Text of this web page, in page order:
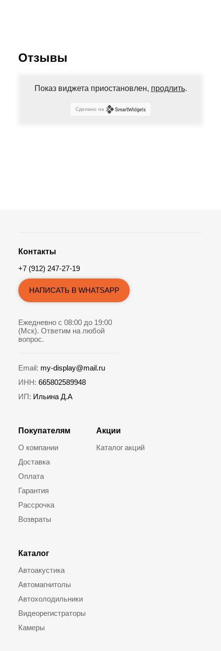
Отзывы
Показ виджета приостановлен, продлить.
Сделано на
Покупателям
О компании
Доставка
Оплата
Гарантия
Рассрочка
Возвраты
Каталог
Автоакустика
Автомагнитолы
Автохолодильники
Видеорегистраторы
Камеры
Акции
Каталог акций
Контакты
+7 (912) 247-27-19
НАПИСАТЬ В WHATSAPP
Ежедневно с 08:00 до 19:00
(Мск). Ответим на любой
вопрос.
Email: my-display@mail.ru
ИНН: 665802589948
ИП: Ильина Д.А